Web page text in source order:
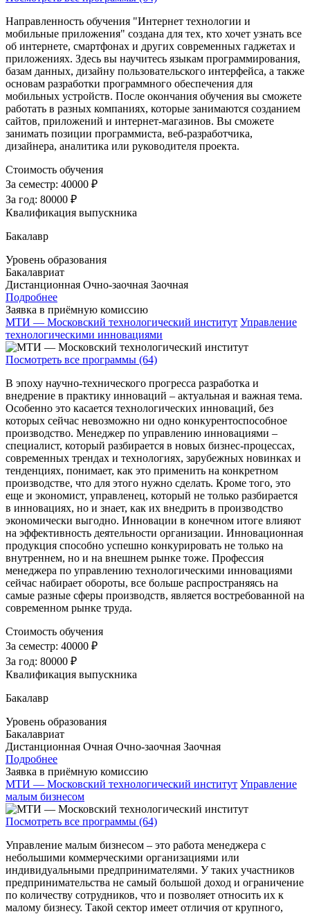
Направленность обучения "Интернет технологии и
мобильные приложения" создана для тех, кто хочет узнать все
об интернете, смартфонах и других современных гаджетах и
приложениях. Здесь вы научитесь языкам программирования,
базам данных, дизайну пользовательского интерфейса, а также
основам разработки программного обеспечения для
мобильных устройств. После окончания обучения вы сможете
работать в разных компаниях, которые занимаются созданием
сайтов, приложений и интернет-магазинов. Вы сможете
занимать позиции программиста, веб-разработчика,
дизайнера, аналитика или руководителя проекта.
Стоимость обучения
За семестр: 40000 ₽
За год: 80000 ₽
Квалификация выпускника
Бакалавр
Уровень образования
Бакалавриат
Дистанционная Очно-заочная Заочная
Подробнее
Заявка в приёмную комиссию
МТИ — Московский технологический институт Управление
технологическими инновациями
Посмотреть все программы (64)
В эпоху научно-технического прогресса разработка и
внедрение в практику инноваций – актуальная и важная тема.
Особенно это касается технологических инноваций, без
которых сейчас невозможно ни одно конкурентоспособное
производство. Менеджер по управлению инновациями –
специалист, который разбирается в новых бизнес-процессах,
современных трендах и технологиях, зарубежных новинках и
тенденциях, понимает, как это применить на конкретном
производстве, что для этого нужно сделать. Кроме того, это
еще и экономист, управленец, который не только разбирается
в инновациях, но и знает, как их внедрить в производство
экономически выгодно. Инновации в конечном итоге влияют
на эффективность деятельности организации. Инновационная
продукция способно успешно конкурировать не только на
внутреннем, но и на внешнем рынке тоже. Профессия
менеджера по управлению технологическими инновациями
сейчас набирает обороты, все больше распространяясь на
самые разные сферы производств, является востребованной на
современном рынке труда.
Стоимость обучения
За семестр: 40000 ₽
За год: 80000 ₽
Квалификация выпускника
Бакалавр
Уровень образования
Бакалавриат
Дистанционная Очная Очно-заочная Заочная
Подробнее
Заявка в приёмную комиссию
МТИ — Московский технологический институт Управление
малым бизнесом
Посмотреть все программы (64)
Управление малым бизнесом – это работа менеджера с
небольшими коммерческими организациями или
индивидуальными предпринимателями. У таких участников
предпринимательства не самый большой доход и ограничение
по количеству сотрудников, что и позволяет относить их к
малому бизнесу. Такой сектор имеет отличия от крупного,